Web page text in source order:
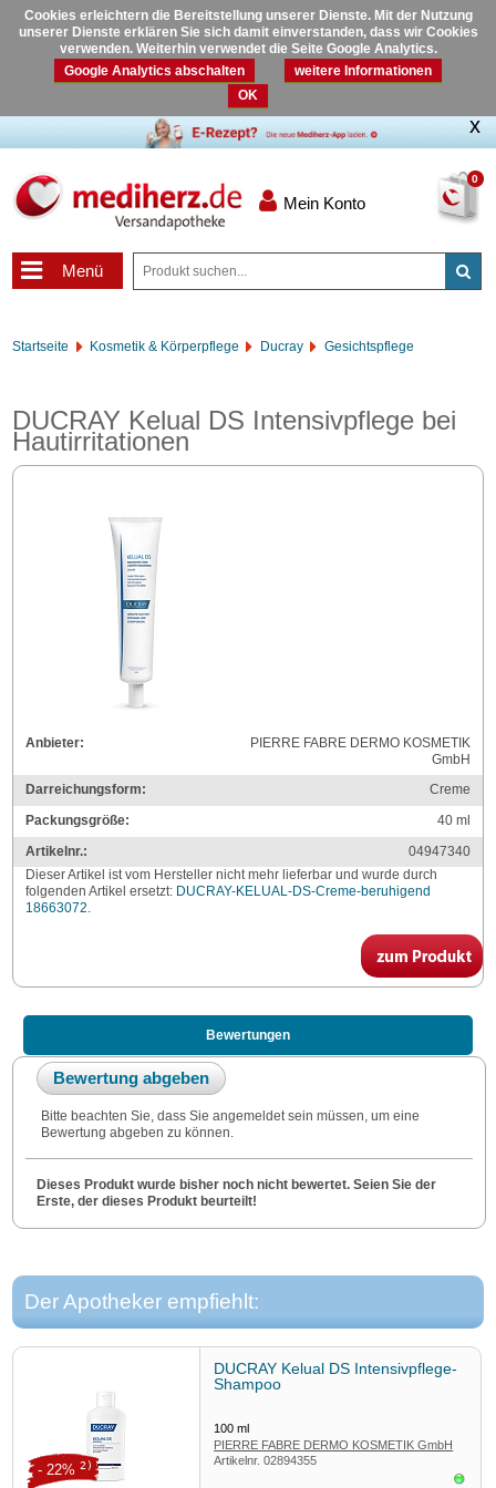
Cookies erleichtern die Bereitstellung unserer Dienste. Mit der Nutzung
unserer Dienste erklären Sie sich damit einverstanden, dass wir Cookies
verwenden. Weiterhin verwendet die Seite Google Analytics.
Google Analytics abschalten
weitere Informationen
OK
0
Mein Konto
Menü
Startseite Kosmetik & Körperpflege Ducray Gesichtspflege
DUCRAY Kelual DS Intensivpflege bei
Hautirritationen
Anbieter:
PIERRE FABRE DERMO KOSMETIK
GmbH
Darreichungsform:
Creme
Packungsgröße:
40ml
Artikelnr.:
04947340
Dieser Artikel ist vom Hersteller nicht mehr lieferbar und wurde durch
folgenden Artikel ersetzt: DUCRAY-KELUAL-DS-Creme-beruhigend
18663072.
Bewertungen
Bewertung abgeben
Bitte beachten Sie, dass Sie angemeldet sein müssen, um eine
Bewertung abgeben zu können.
Dieses Produkt wurde bisher noch nicht bewertet. Seien Sie der
Erste, der dieses Produkt beurteilt!
Der Apotheker empfiehlt:
DUCRAY Kelual DS Intensivpflege-
Shampoo
100ml
PIERRE FABRE DERMO KOSMETIK GmbH
Artikelnr.02894355
- 22% 2)